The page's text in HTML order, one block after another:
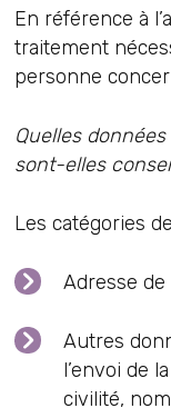
En référence à
traitement
personne
Quelles
sont-elles
Les catégories
Adresse de
Autres
l’envoi de
civilité,